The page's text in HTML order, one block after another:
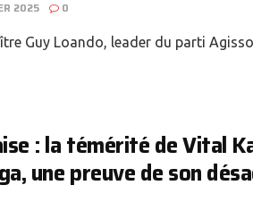
2025 0
Guy Loando, leader du parti
: la témérité de Vital
une preuve de son